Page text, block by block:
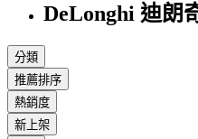
DeLonghi 迪朗
分類
推薦排序
熱銷度
新上架